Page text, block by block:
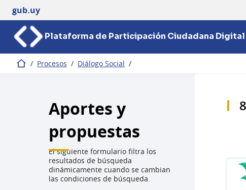
gub.uy
Plataforma de Participación Ciudadana Digital
Inicio / Procesos / Diálogo Social /
Aportes y
propuestas
El siguiente formulario filtra los
resultados de búsqueda
dinámicamente cuando se cambian
las condiciones de búsqueda.